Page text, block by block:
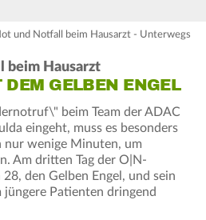
und Notfall beim Hausarzt - Unterwegs
beim Hausarzt
GELBEN ENGEL
beim Team der ADAC
eingeht, muss es besonders
nur wenige Minuten, um
Am dritten Tag der O|N-
den Gelben Engel, und sein
jüngere Patienten dringend